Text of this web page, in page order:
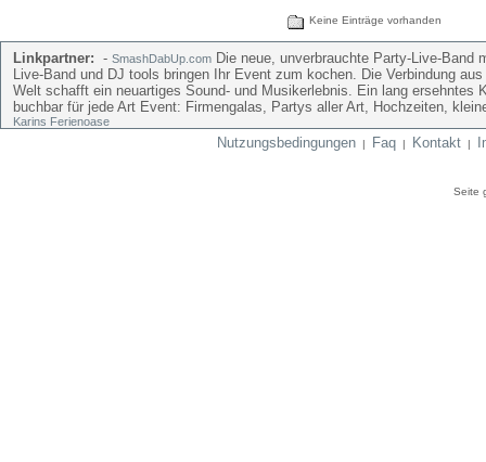
Keine Einträge vorhanden
Linkpartner: - SmashDabUp.com Die neue, unverbrauchte Party-Live-Band
Live-Band und DJ tools bringen Ihr Event zum kochen. Die Verbindung
Welt schafft ein neuartiges Sound- und Musikerlebnis. Ein lang
buchbar für jede Art Event: Firmengalas, Partys aller Art, Hochzeiten,
Karins Ferienoase
Nutzungsbedingungen | Faq | Kontakt |
Seite